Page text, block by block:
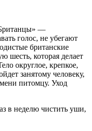
—
голос, не убегают
британские
шесть, которая делает
округлое, крепкое,
занятому человеку,
питомцу. Уход
в неделю чистить уши,